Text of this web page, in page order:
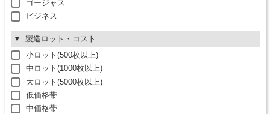
ゴージャス
ビジネス
製造ロット・コスト
小ロット(500枚以上)
中ロット(1000枚以上)
大ロット(5000枚以上)
低価格帯
中価格帯